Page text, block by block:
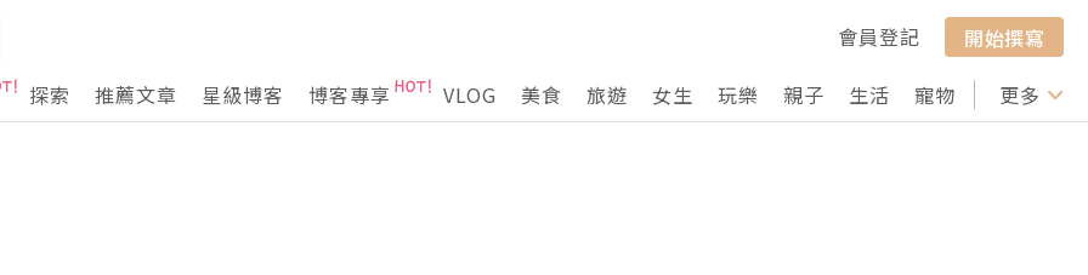
會員登記
開始撰寫
探索
推薦文章 星級博客 博客專享 VLOG 美食 旅遊 女生 玩樂 親子 生活 寵物 行山 打卡
更多